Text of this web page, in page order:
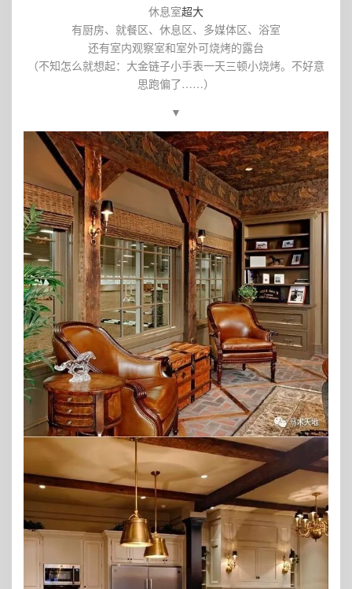
休息室超大
有厨房、就餐区、休息区、多媒体区、浴室
还有室内观察室和室外可烧烤的露台
（不知怎么就想起： 大金链子小手表一天三顿小烧烤。 不好意
思跑偏了……）
▼